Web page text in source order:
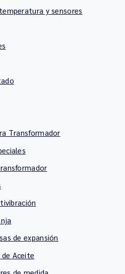
y sensores
Transformador
de expansión
Aceite